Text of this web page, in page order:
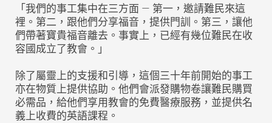
「我們的事工集中在三方面 — 第一，邀請難民來這
裡。第二，跟他們分享福音，提供門訓。第三，讓他
們帶著寶貴福音離去。事實上，已經有幾位難民在收
容國成立了教會。」
除了屬靈上的支援和引導，這個三十年前開始的事工
亦在物質上提供協助。他們會派發購物卷讓難民購買
必需品，給他們享用教會的免費醫療服務，並提供名
義上收費的英語課程。